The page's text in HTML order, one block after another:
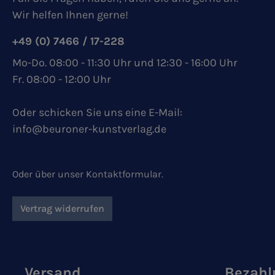
Wir helfen Ihnen gerne!
+49 (0) 7466 / 17-228
Mo-Do. 08:00 - 11:30 Uhr und 12:30 - 16:00 Uhr
Fr. 08:00 - 12:00 Uhr
Oder schicken Sie uns eine E-Mail:
info@beuroner-kunstverlag.de
Oder über unser Kontaktformular.
Vertrag widerrufen